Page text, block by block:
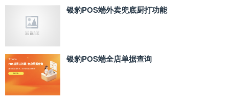
银豹POS端外卖兜底厨打功能
银豹POS端全店单据查询